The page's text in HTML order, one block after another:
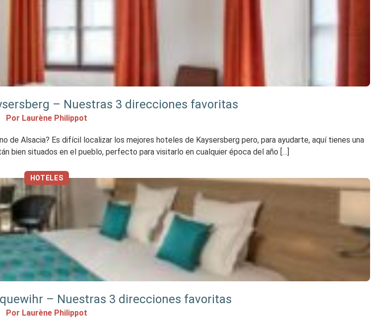
– Nuestras 3 direcciones favoritas
Por Laurène Philippot
de Alsacia? Es difícil localizar los mejores hoteles de Kaysersberg pero, para ayudarte, aquí tienes una
bien situados en el pueblo, perfecto para visitarlo en cualquier época del año […]
HOTELES
– Nuestras 3 direcciones favoritas
Por Laurène Philippot